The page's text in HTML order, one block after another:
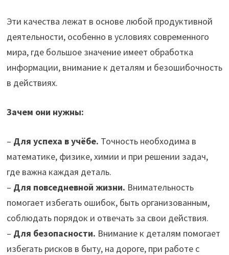
Эти качества лежат в основе любой продуктивной
деятельности, особенно в условиях современного
мира, где большое значение имеет обработка
информации, внимание к деталям и безошибочность
в действиях.
Зачем они нужны:
– Для успеха в учёбе. Точность необходима в
математике, физике, химии и при решении задач,
где важна каждая деталь.
– Для повседневной жизни. Внимательность
помогает избегать ошибок, быть организованным,
соблюдать порядок и отвечать за свои действия.
– Для безопасности. Внимание к деталям помогает
избегать рисков в быту, на дороге, при работе с